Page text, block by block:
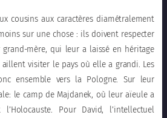
cousins aux caractères diamétralement
sur une chose : ils doivent respecter
mère, qui leur a laissé en héritage
aillent visiter le pays où elle a grandi. Les
ensemble vers la Pologne. Sur leur
le camp de Majdanek, où leur aïeule a
Pour David, l’intellectuel